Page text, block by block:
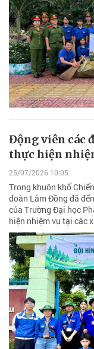
Động viên các
thực hiện
25/07/2026 10:05
Trong khuôn khổ
đoàn Lâm Đồng đã
của Trường Đại học
hiện nhiệm vụ tại các